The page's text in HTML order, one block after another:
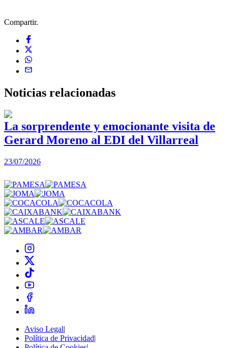
Compartir.
Noticias relacionadas
La sorprendente y emocionante visita de
Gerard Moreno al EDI del Villarreal
23/07/2026
Aviso Legal|
Política de Privacidad|